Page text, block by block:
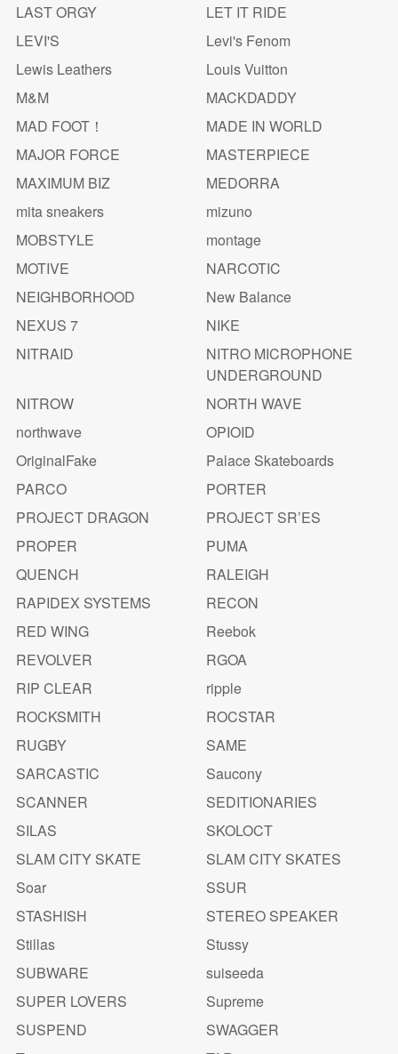
LAST ORGY
LET IT RIDE
LEVI'S
Levi's Fenom
Lewis Leathers
Louis Vuitton
M&M
MACKDADDY
MAD FOOT！
MADE IN WORLD
MAJOR FORCE
MASTERPIECE
MAXIMUM BIZ
MEDORRA
mita sneakers
mizuno
MOBSTYLE
montage
MOTIVE
NARCOTIC
NEIGHBORHOOD
New Balance
NEXUS 7
NIKE
NITRAID
NITRO MICROPHONE
UNDERGROUND
NITROW
NORTH WAVE
northwave
OPIOID
OriginalFake
Palace Skateboards
PARCO
PORTER
PROJECT DRAGON
PROJECT SR’ES
PROPER
PUMA
QUENCH
RALEIGH
RAPIDEX SYSTEMS
RECON
RED WING
Reebok
REVOLVER
RGOA
RIP CLEAR
ripple
ROCKSMITH
ROCSTAR
RUGBY
SAME
SARCASTIC
Saucony
SCANNER
SEDITIONARIES
SILAS
SKOLOCT
SLAM CITY SKATE
SLAM CITY SKATES
Soar
SSUR
STASHISH
STEREO SPEAKER
Stillas
Stussy
SUBWARE
suiseeda
SUPER LOVERS
Supreme
SUSPEND
SWAGGER